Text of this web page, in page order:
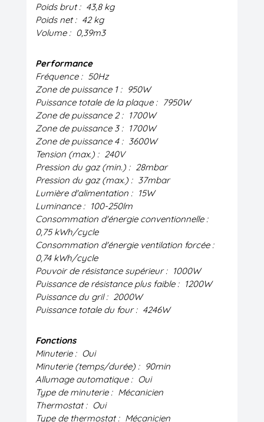
Poids brut : 43,8 kg
Poids net : 42 kg
Volume : 0,39m3
Performance
Fréquence : 50Hz
Zone de puissance 1 : 950W
Puissance totale de la plaque : 7950W
Zone de puissance 2 : 1700W
Zone de puissance 3 : 1700W
Zone de puissance 4 : 3600W
Tension (max.) : 240V
Pression du gaz (min.) : 28mbar
Pression du gaz (max.) : 37mbar
Lumière d'alimentation : 15W
Luminance : 100-250lm
Consommation d'énergie conventionnelle :
0,75 kWh/cycle
Consommation d'énergie ventilation forcée :
0,74 kWh/cycle
Pouvoir de résistance supérieur : 1000W
Puissance de résistance plus faible : 1200W
Puissance du gril : 2000W
Puissance totale du four : 4246W
Fonctions
Minuterie : Oui
Minuterie (temps/durée) : 90min
Allumage automatique : Oui
Type de minuterie : Mécanicien
Thermostat : Oui
Type de thermostat : Mécanicien